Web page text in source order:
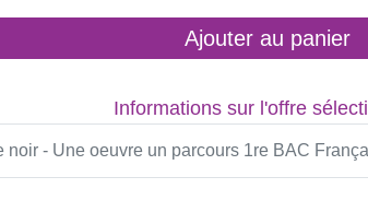
Ajouter au panier
Informations sur l'offre
noir - Une oeuvre un parcours 1re BAC